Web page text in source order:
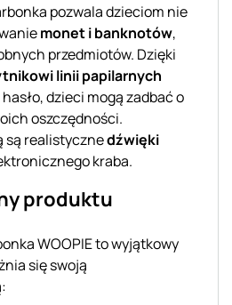
pozwala dzieciom nie
monet i banknotów,
przedmiotów. Dzięki
linii papilarnych
dzieci mogą zadbać o
oszczędności.
są realistycznedźwięki
kraba.
produktu
WOOPIE to wyjątkowy
się swoją